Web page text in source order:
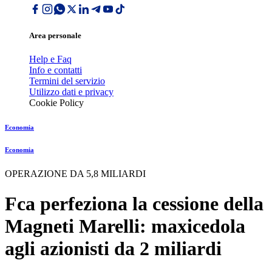
Area personale
Help e Faq
Info e contatti
Termini del servizio
Utilizzo dati e privacy
Cookie Policy
Economia
Economia
OPERAZIONE DA 5,8 MILIARDI
Fca perfeziona la cessione della
Magneti Marelli: maxicedola
agli azionisti da 2 miliardi